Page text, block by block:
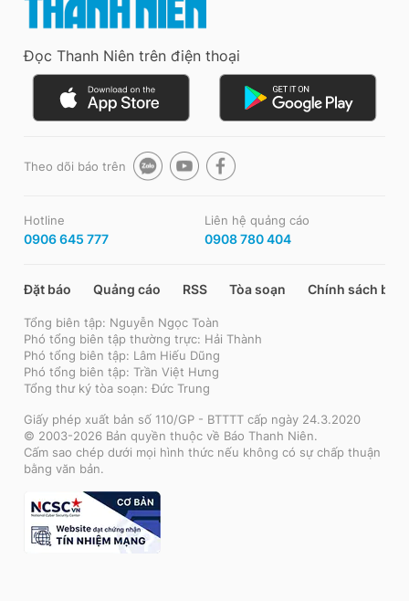
Đọc Thanh Niên trên điện thoại
Theo dõi báo trên
Hotline
0906 645 777
Liên hệ quảng cáo
0908 780 404
Đặt báo Quảng cáo RSS Tòa soạn Chính sách bảo
Tổng biên tập: Nguyễn Ngọc Toàn
Phó tổng biên tập thường trực: Hải Thành
Phó tổng biên tập: Lâm Hiếu Dũng
Phó tổng biên tập: Trần Việt Hưng
Tổng thư ký tòa soạn: Đức Trung
Giấy phép xuất bản số 110/GP - BTTTT cấp ngày 24.3.2020
© 2003-2026 Bản quyền thuộc về Báo Thanh Niên.
Cấm sao chép dưới mọi hình thức nếu không có sự chấp thuận
bằng văn bản.